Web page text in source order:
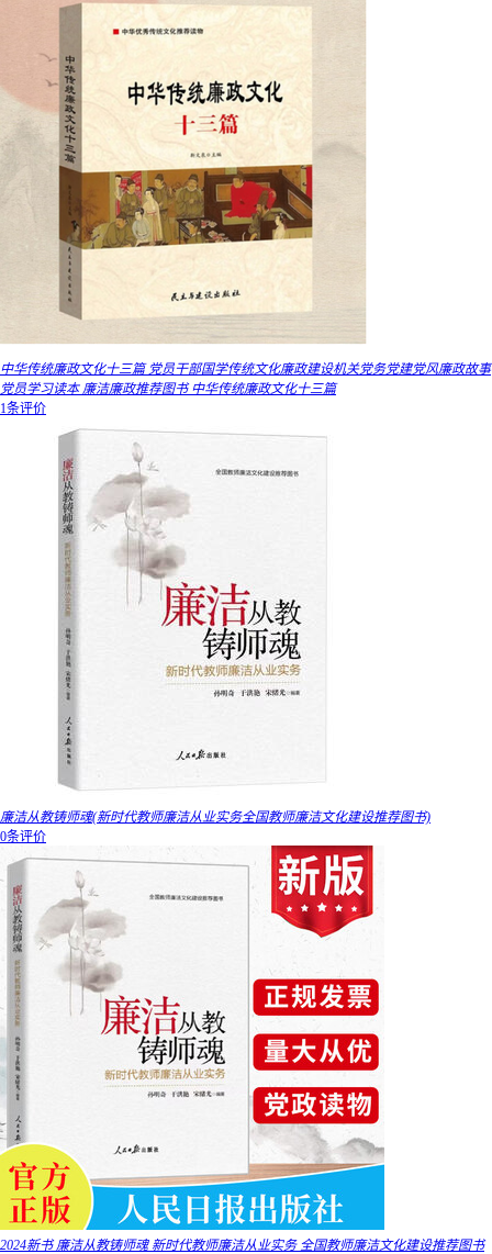
中华传统廉政文化十三篇 党员干部国学传统文化廉政建设机关党务党建党风廉政故事
党员学习读本 廉洁廉政推荐图书 中华传统廉政文化十三篇
1条评价
廉洁从教铸师魂(新时代教师廉洁从业实务全国教师廉洁文化建设推荐图书)
0条评价
2024新书 廉洁从教铸师魂 新时代教师廉洁从业实务 全国教师廉洁文化建设推荐图书